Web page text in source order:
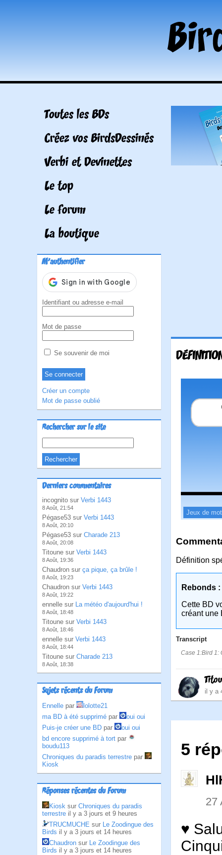
Toutes les BDs
Créez vos BirdsDessinés
Verbi et Devinettes
Le top
Le forum
La boutique
M'authentifier
Identifiant ou adresse e-mail
Mot de passe
Se souvenir de moi
Créer un compte
Mot de passe oublié
Rechercher sur le site
Derniers commentaires
incognito sur Verbi 1443
8 Août, 21:54
Pégase53 sur Verbi 1443
8 Août, 20:10
Pégase53 sur Charade 213
8 Août, 20:08
Titoune sur Verbi 1443
8 Août, 19:36
Chaudron sur ça pique, ça brûle !
8 Août, 19:23
Chaudron sur Verbi 1443
8 Août, 19:22
ennelle sur La météo d'aujourd'hui !
8 Août, 18:48
Titoune sur Verbi 1443
8 Août, 18:46
ennelle sur Verbi 1443
8 Août, 18:44
Titoune sur Charade 213
8 Août, 18:38
Sujets récents du Forum
Ennelle par
lolotte21
ma BD à été supprimé par
oui oui
Puis-je créer une BD par
oui oui
bd encore supprimé à tort par
boudu113
Chroniques du paradis terrestre par
Kiosk
Réponses récentes du Forum
Kiosk sur Chroniques du paradis
terrestre il y a 3 jours et 9 heures
TRUCMUCHE sur Le Zoodingue des
Birds il y a 3 jours et 14 heures
Chaudron sur Le Zoodingue des
Birds il y a 3 jours et 14 heures
Jeux de
Définition
Rebonds :
Cette BD
créant une
Transcript
Case 1:Bird 1:
il y a
5
27
♥